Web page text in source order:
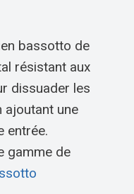
bassotto de
résistant aux
dissuader les
ajoutant une
entrée.
gamme de